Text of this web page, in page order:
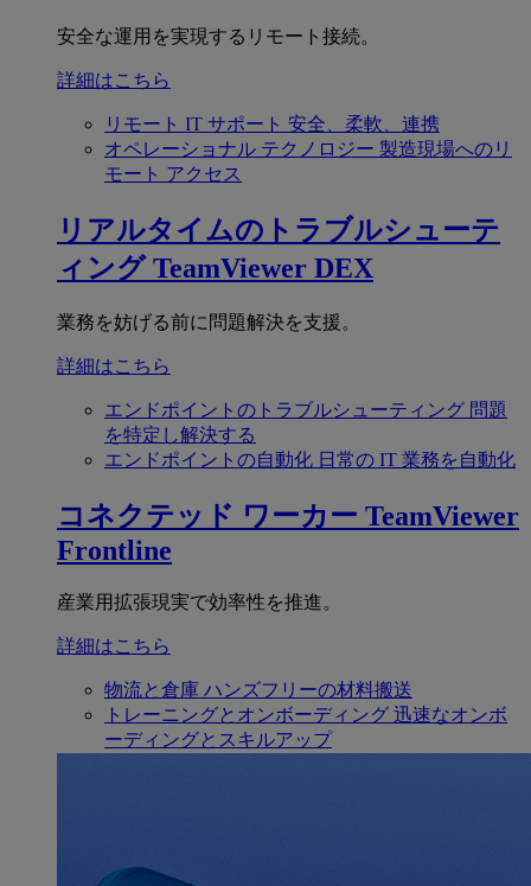
安全な運用を実現するリモート接続。
詳細はこちら
リモート IT サポート 安全、柔軟、連携
オペレーショナル テクノロジー 製造現場へのリ
モート アクセス
リアルタイムのトラブルシューテ
ィング TeamViewer DEX
業務を妨げる前に問題解決を支援。
詳細はこちら
エンドポイントのトラブルシューティング 問題
を特定し解決する
エンドポイントの自動化 日常の IT 業務を自動化
コネクテッド ワーカー TeamViewer
Frontline
産業用拡張現実で効率性を推進。
詳細はこちら
物流と倉庫 ハンズフリーの材料搬送
トレーニングとオンボーディング 迅速なオンボ
ーディングとスキルアップ